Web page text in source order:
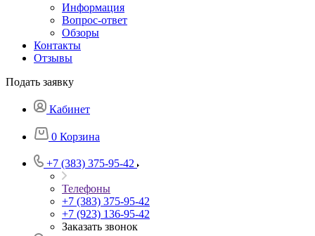
Информация
Вопрос-ответ
Обзоры
Контакты
Отзывы
Подать заявку
Кабинет
0 Корзина
+7 (383) 375-95-42
Телефоны
+7 (383) 375-95-42
+7 (923) 136-95-42
Заказать звонок